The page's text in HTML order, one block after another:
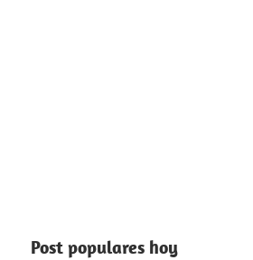
Post populares hoy